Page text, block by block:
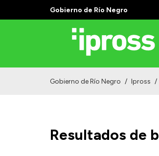
Gobierno de Río Negro
Gobierno de Río Negro / Ipross /
Resultados de